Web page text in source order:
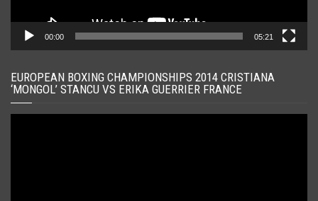
00:00 05:21
EUROPEAN BOXING CHAMPIONSHIPS 2014 CRISTIANA
‘MONGOL’ STANCU VS ERIKA GUERRIER FRANCE